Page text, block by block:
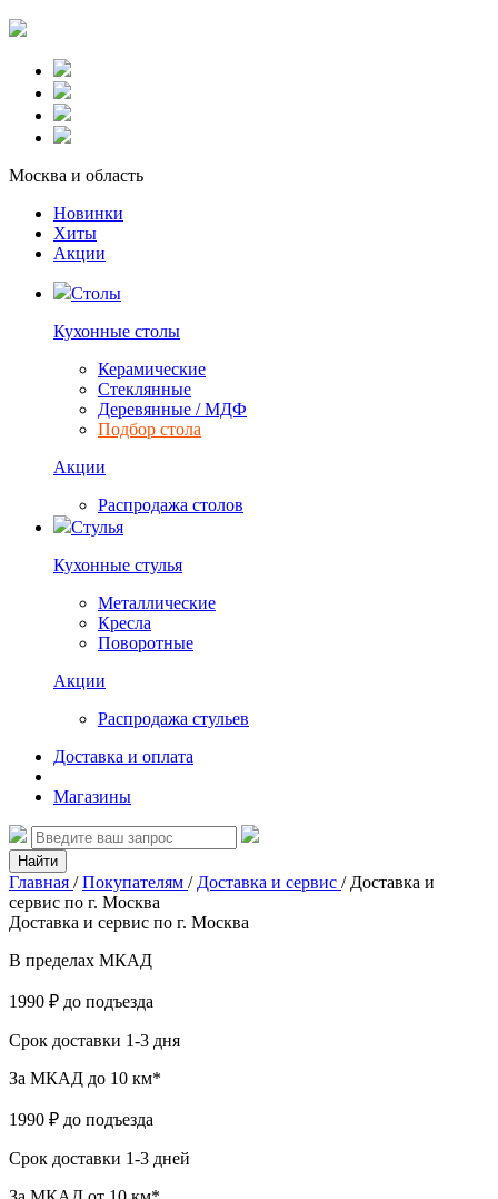
Москва и область
Новинки
Хиты
Акции
Столы
Кухонные столы
Керамические
Стеклянные
Деревянные / МДФ
Подбор стола
Акции
Распродажа столов
Стулья
Кухонные стулья
Металлические
Кресла
Поворотные
Акции
Распродажа стульев
Доставка и оплата
Магазины
Найти
Главная / Покупателям / Доставка и сервис / Доставка и
сервис по г. Москва
Доставка и сервис по г. Москва
В пределах МКАД
1990 ₽ до подъезда
Срок доставки 1-3 дня
За МКАД до 10 км*
1990 ₽ до подъезда
Срок доставки 1-3 дней